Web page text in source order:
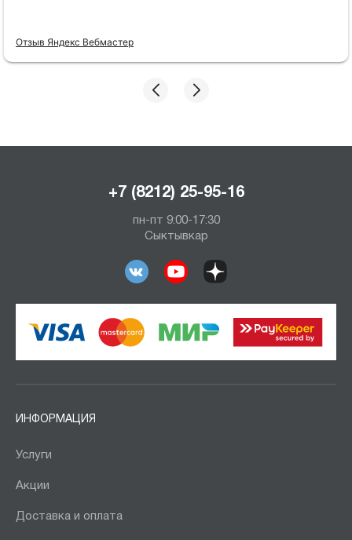
Отзыв Яндекс Вебмастер
+7 (8212) 25-95-16
пн-пт 9:00-17:30
Сыктывкар
ИНФОРМАЦИЯ
Услуги
Акции
Доставка и оплата